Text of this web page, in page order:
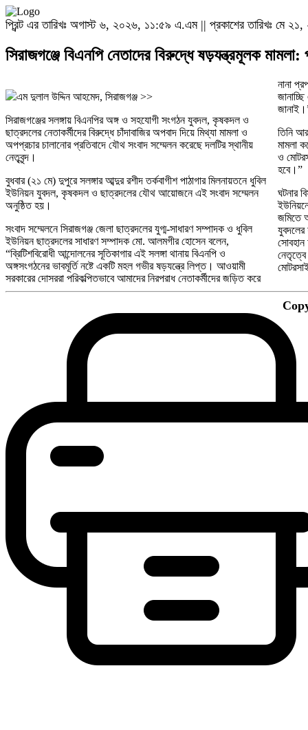
প্রিন্ট এর তারিখঃ অগাস্ট ৬, ২০২৬, ১১:৫৯ এ.এম || প্রকাশের তারিখঃ মে
সিরাজগঞ্জে বিএনপি নেতাদের বিরুদ্ধে ষড়যন্ত্রমূলক মামলা:
এম দুলাল উদ্দিন আহমেদ, সিরাজগঞ্জ >>
সিরাজগঞ্জের সলঙ্গায় বিএনপির অঙ্গ ও সহযোগী সংগঠন যুবদল, কৃষকদল ও
ছাত্রদলের নেতাকর্মীদের বিরুদ্ধে চাঁদাবাজির অপবাদ দিয়ে মিথ্যা মামলা ও
অপপ্রচার চালানোর প্রতিবাদে যৌথ সংবাদ সম্মেলন করেছে দলটির স্থানীয়
নেতৃবৃন্দ।
বুধবার (২১ মে) দুপুরে সলঙ্গার আব্দুর রশীদ তর্কবাগীশ পাঠাগার মিলনায়তনে ধুবিল
ইউনিয়ন যুবদল, কৃষকদল ও ছাত্রদলের যৌথ আয়োজনে এই সংবাদ সম্মেলন
অনুষ্ঠিত হয়।
সংবাদ সম্মেলনে সিরাজগঞ্জ জেলা ছাত্রদলের যুগ্ম-সাধারণ সম্পাদক ও ধুবিল
ইউনিয়ন ছাত্রদলের সাধারণ সম্পাদক মো. আলমগীর হোসেন বলেন,
“ব্রিটিশবিরোধী আন্দোলনের সূতিকাগার এই সলঙ্গা থানায় বিএনপি ও
অঙ্গসংগঠনের ভাবমূর্তি নষ্টে একটি মহল গভীর ষড়যন্ত্রে লিপ্ত। আওয়ামী
সরকারের দোসররা পরিকল্পিতভাবে আমাদের নিরপরাধ নেতাকর্মীদের জড়িত করে
নানা
তিনি
মামলা
ও
হবে।”
ঘটনার
জমিতে
সোবহান
নেতৃত্বে